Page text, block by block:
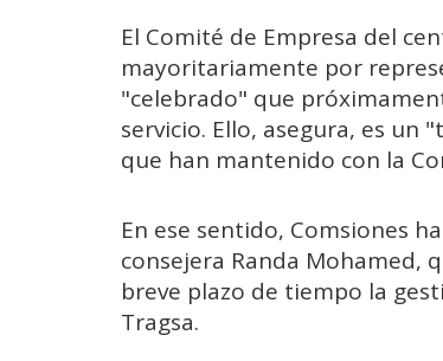
El Comité de Empresa del
mayoritariamente por
"celebrado" que
servicio. Ello, asegura, es
que han mantenido con la
En ese sentido, Comsiones
consejera Randa Mohamed,
breve plazo de tiempo la
Tragsa.